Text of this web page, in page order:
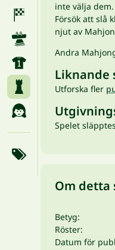
inte välja dem.
Försök att slå
njut av
Andra
Liknande
Utforska fler
Spelet
Om detta
Betyg:
Röster:
Datum för